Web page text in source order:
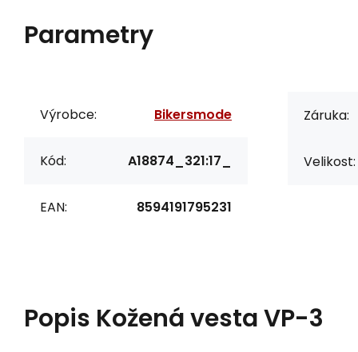
Parametry
Výrobce: Bikersmode
Kód: A18874_321:17_
EAN: 8594191795231
Záruka:
Velikost:
Popis Kožená vesta VP-3